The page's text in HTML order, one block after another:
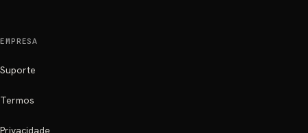
EMPRESA
Suporte
Termos
Privacidade